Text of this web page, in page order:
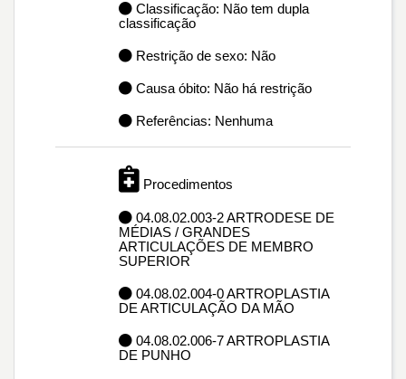
Classificação: Não tem dupla
classificação
Restrição de sexo: Não
Causa óbito: Não há restrição
Referências: Nenhuma
Procedimentos
04.08.02.003-2 ARTRODESE DE
MÉDIAS / GRANDES
ARTICULAÇÕES DE MEMBRO
SUPERIOR
04.08.02.004-0 ARTROPLASTIA
DE ARTICULAÇÃO DA MÃO
04.08.02.006-7 ARTROPLASTIA
DE PUNHO